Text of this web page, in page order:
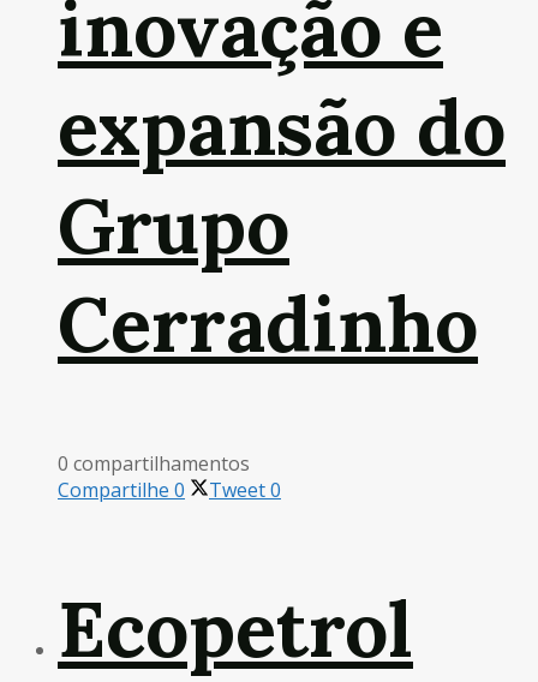
inovação e
expansão do
Grupo
Cerradinho
0 compartilhamentos
Compartilhe 0 Tweet0
Ecopetrol